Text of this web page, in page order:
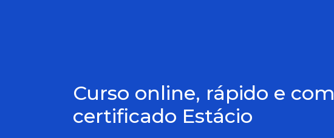
Curso online, rápido e com
certificado Estácio